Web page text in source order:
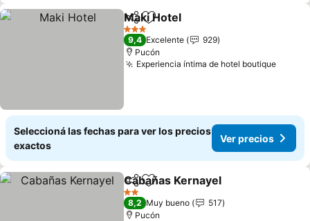
CompartirAñadir a favoritos
Maki Hotel
3 Estrellas
9,4 Excelente
929
Pucón
Experiencia íntima de hotel boutique
Seleccioná las fechas para ver los precios
exactos
Ver precios
CompartirAñadir a favoritos
Cabañas Kernayel
2 Estrellas
8,2 Muy bueno
517
Pucón